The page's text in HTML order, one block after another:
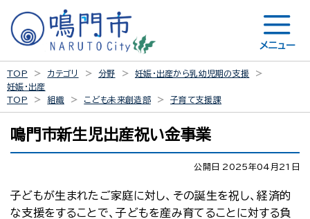
メニュー
TOP カテゴリ 分野
妊娠・出産から乳幼児期の支援
妊娠・出産
TOP
組織 こども未来創造部 子育て支援課
鳴門市新生児出産祝い金事業
公開日 2025年04月21日
子どもが生まれたご家庭に対し、その誕生を祝し、経済的
な支援をすることで、子どもを産み育てることに対する負